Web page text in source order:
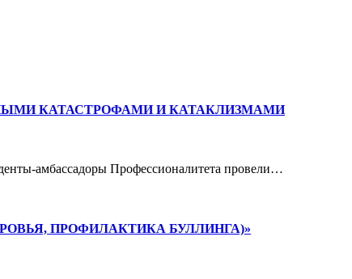
КАТАСТРОФАМИ И КАТАКЛИЗМАМИ
амбассадоры Профессионалитета провели…
ПРОФИЛАКТИКА БУЛЛИНГА)»